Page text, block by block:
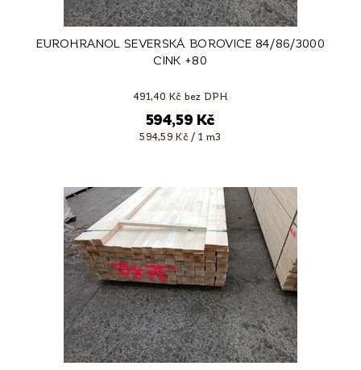
EUROHRANOL SEVERSKÁ BOROVICE 84/86/3000
CINK +80
491,40 Kč bez DPH
594,59 Kč
594,59 Kč / 1 m3